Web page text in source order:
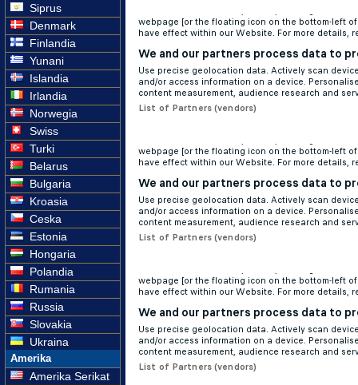
Siprus
Denmark
Finlandia
Yunani
Islandia
Irlandia
Norwegia
Swiss
Turki
Belarus
Bulgaria
Kroasia
Ceska
Estonia
Hongaria
Polandia
Rumania
Russia
Slovakia
Ukraina
Amerika
Amerika Serikat